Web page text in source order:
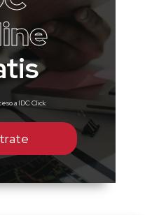
a IDC Click